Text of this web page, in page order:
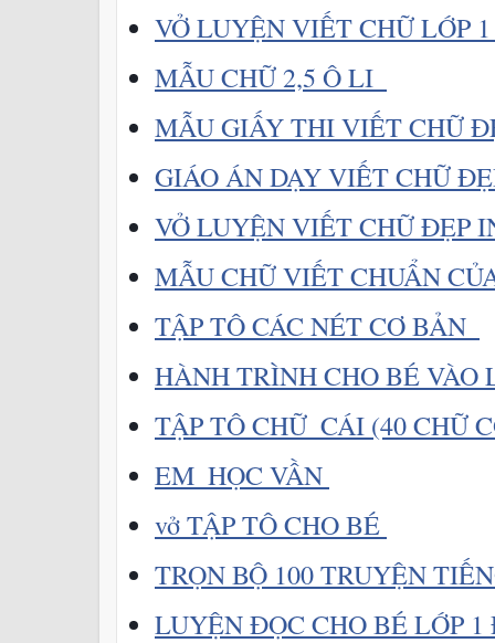
VỞ LUYỆN VIẾT CHỮ LỚP
MẪU CHỮ 2,5 Ô LI
MẪU GIẤY THI VIẾT CHỮ
GIÁO ÁN DẠY VIẾT CHỮ
VỞ LUYỆN VIẾT CHỮ ĐẸP
MẪU CHỮ VIẾT CHUẨN
TẬP TÔ CÁC NÉT CƠ BẢN
HÀNH TRÌNH CHO BÉ VÀO
TẬP TÔ CHỮ  CÁI (40 CHỮ
EM  HỌC VẦN
vở TẬP TÔ CHO BÉ
TRỌN BỘ 100 TRUYỆN
LUYỆN ĐỌC CHO BÉ LỚP